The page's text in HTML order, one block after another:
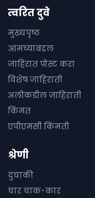
त्वरित दुवे
मुख्यपृष्ठ
आमच्याबद्दल
जाहिरात पोस्ट करा
विशेष जाहिराती
अलीकडील जाहिराती
किंमत
एपीएमसी किंमती
श्रेणी
दुचाकी
चार चाक-कार